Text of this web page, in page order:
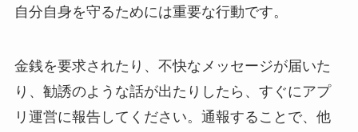
自分自身を守るためには重要な行動です。
金銭を要求されたり、不快なメッセージが届いた
り、勧誘のような話が出たりしたら、すぐにアプ
リ運営に報告してください。通報することで、他